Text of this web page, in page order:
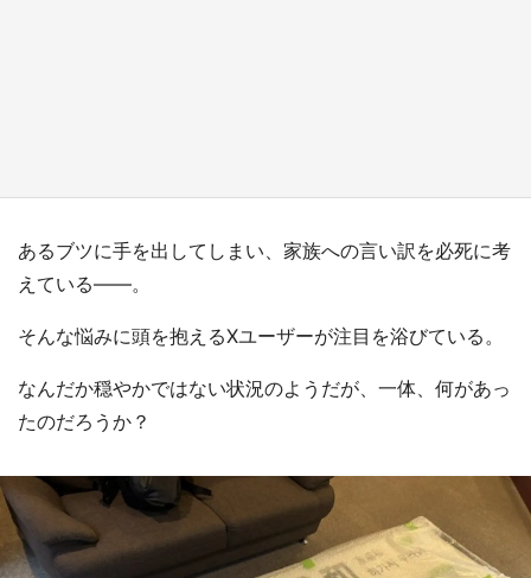
あるブツに手を出してしまい、家族への言い訳を必死に考
えている――。
そんな悩みに頭を抱えるXユーザーが注目を浴びている。
なんだか穏やかではない状況のようだが、一体、何があっ
たのだろうか？